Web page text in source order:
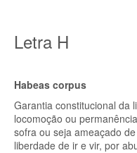
Letra H
Habeas corpus
Garantia constitucional da
locomoção ou
sofra ou seja ameaçado
liberdade de ir e vir, por